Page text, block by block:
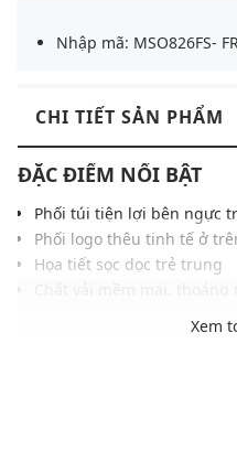
Nhập mã: MSO826FS-
CHI TIẾT SẢN PHẨM
ĐẶC ĐIỂM NỔI BẬT
Phối túi tiện lợi bên ngực
Phối logo thêu tinh tế ở
Họa tiết sọc dọc trẻ trung
Gam màu hiện đại, dễ
Xem